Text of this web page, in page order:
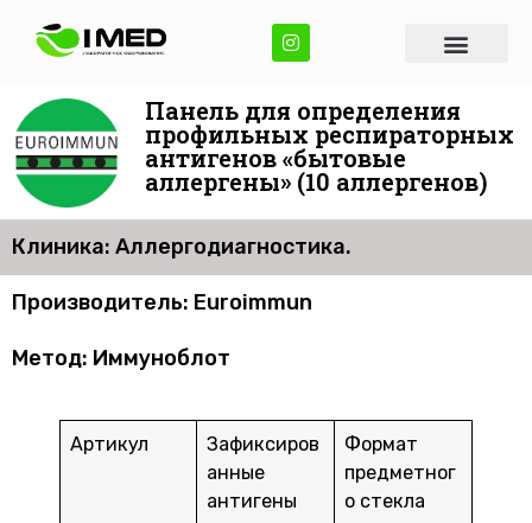
Панель для определения
профильных респираторных
антигенов «бытовые
аллергены» (10 аллергенов)
Клиника: Аллергодиагностика.
Производитель: Euroimmun
Метод: Иммуноблот
Артикул
Зафиксиров
анные
антигены
Формат
предметног
о стекла